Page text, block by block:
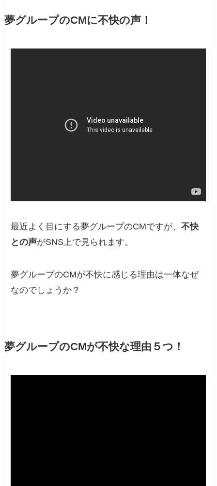
夢グループのCMに不快の声！
最近よく目にする夢グループのCMですが、不快
との声がSNS上で見られます。
夢グループのCMが不快に感じる理由は一体なぜ
なのでしょうか？
夢グループのCMが不快な理由５つ！